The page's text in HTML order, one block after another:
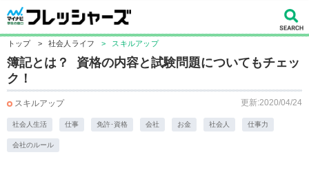
トップ > 社会人ライフ > スキルアップ
簿記とは？ 資格の内容と試験問題についてもチェッ
ク！
スキルアップ 更新:2020/04/24
社会人生活 仕事 免許･資格 会社 お金 社会人 仕事力
会社のルール